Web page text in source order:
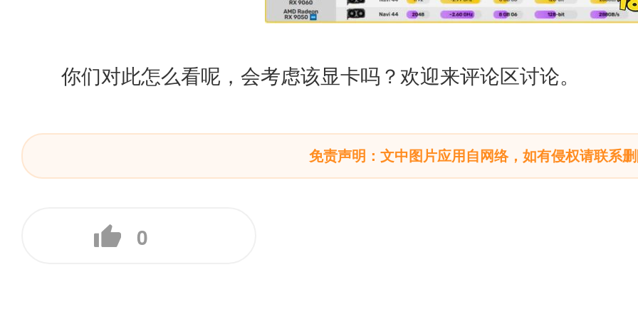
你们对此怎么看呢，会考虑该显卡吗？欢迎来评论区讨论。
免责声明：文中图片应用自网络，如有侵权请联系
0